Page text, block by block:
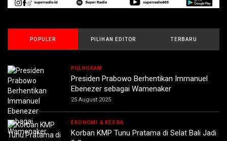
POPULER PILIHAN EDITOR TERBARU
POLHUKAM
Presiden Prabowo Berhentikan Immanuel
Ebenezer sebagai Wamenaker
25 August 2025
EKONOMI & KESRA
Korban KMP Tunu Pratama di Selat Bali Jadi